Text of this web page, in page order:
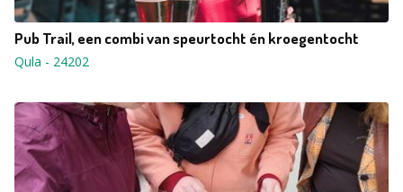
Pub Trail, een combi van speurtocht én kroegentocht
Qula - 24202